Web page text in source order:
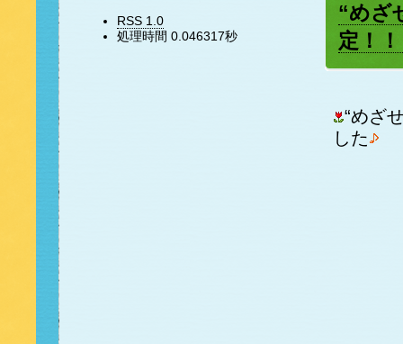
“めざ
定！
“めざ
した
RSS 1.0
処理時間 0.046317秒